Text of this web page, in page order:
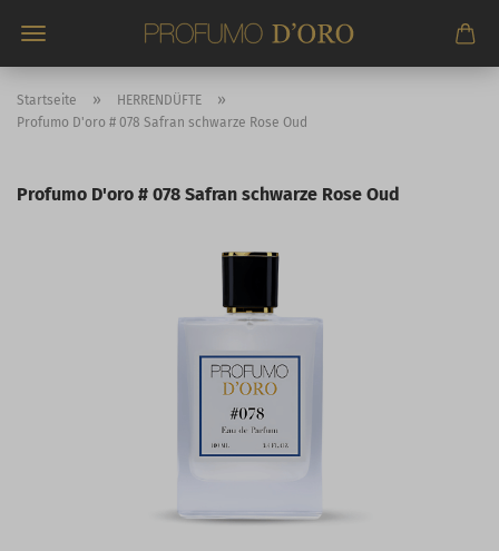
zum
Startseite » HERRENDÜFTE »
Profumo D'oro # 078 Safran schwarze Rose Oud
Profumo D'oro # 078 Safran schwarze Rose Oud